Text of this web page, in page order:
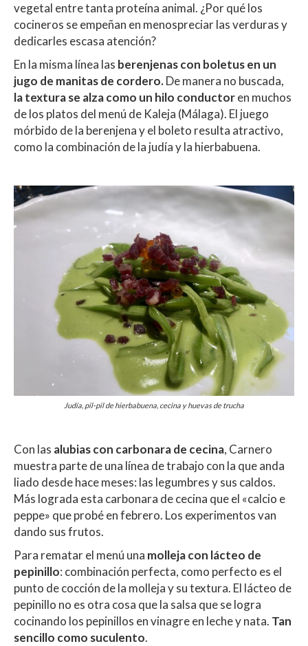
vegetal entre tanta proteína animal. ¿Por qué los
cocineros se empeñan en menospreciar las verduras y
dedicarles escasa atención?
En la misma línea las berenjenas con boletus en un
jugo de manitas de cordero.De manera no buscada,
la textura se alza como un hilo conductoren muchos
de los platos del menú de Kaleja (Málaga). El juego
mórbido de la berenjena y el boleto resulta atractivo,
como la combinación de la judía y la hierbabuena.
Judía, pil-pil de hierbabuena, cecina y huevas de trucha
Con las alubias con carbonara de cecina, Carnero
muestra parte de una línea de trabajo con la que anda
liado desde hace meses: las legumbres y sus caldos.
Más lograda esta carbonara de cecina que el «calcio e
peppe» que probé en febrero. Los experimentos van
dando sus frutos.
Para rematar el menú una molleja con lácteo de
pepinillo: combinación perfecta, como perfecto es el
punto de cocción de la molleja y su textura. El lácteo de
pepinillo no es otra cosa que la salsa que se logra
cocinando los pepinillos en vinagre en leche y nata. Tan
sencillo como suculento.